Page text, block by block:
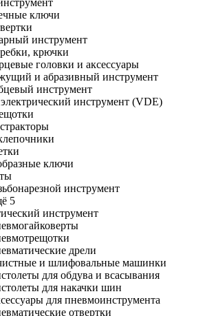
ключи
инструмент
крючки
головки и аксессуары
и абразивный инструмент
инструмент
инструмент (VDE)
ключи
инструмент
5
инструмент
дрели
и шлифовальные машинки
для обдува и всасывания
для накачки шин
для пневмоинструмента
отвертки